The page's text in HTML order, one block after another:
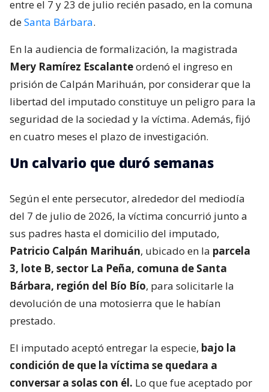
entre el 7 y 23 de julio recién pasado, en la comuna
deSanta Bárbara.
En la audiencia de formalización, la magistrada
Mery Ramírez Escalanteordenó el ingreso en
prisión de Calpán Marihuán, por considerar que la
libertad del imputado constituye un peligro para la
seguridad de la sociedad y la víctima. Además, fijó
en cuatro meses el plazo de investigación.
Un calvario que duró semanas
Según el ente persecutor, alrededor del mediodía
del 7 de julio de 2026, la víctima concurrió junto a
sus padres hasta el domicilio del imputado,
Patricio Calpán Marihuán, ubicado en la parcela
3, lote B, sector La Peña, comuna de Santa
Bárbara, región del Bío Bío, para solicitarle la
devolución de una motosierra que le habían
prestado.
El imputado aceptó entregar la especie, bajo la
condición de que la víctima se quedara a
conversar a solas con él. Lo que fue aceptado por